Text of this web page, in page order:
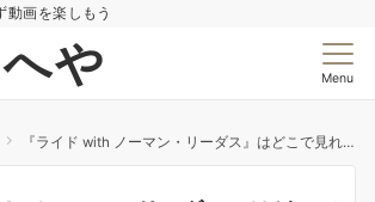
動画を楽しもう
や Menu
『ライド with ノーマン・リーダス』はどこで見れる？Huluでの配信状況と視聴方法を解説！